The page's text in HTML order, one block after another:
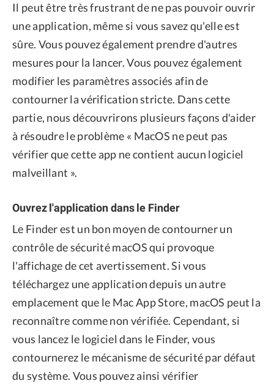
Il peut être très frustrant de ne pas pouvoir ouvrir
une application, même si vous savez qu'elle est
sûre. Vous pouvez également prendre d'autres
mesures pour la lancer. Vous pouvez également
modifier les paramètres associés afin de
contourner la vérification stricte. Dans cette
partie, nous découvrirons plusieurs façons d'aider
à résoudre le problème « MacOS ne peut pas
vérifier que cette app ne contient aucun logiciel
malveillant ».
Ouvrez l'application dans le Finder
Le Finder est un bon moyen de contourner un
contrôle de sécurité macOS qui provoque
l'affichage de cet avertissement. Si vous
téléchargez une application depuis un autre
emplacement que le Mac App Store, macOS peut la
reconnaître comme non vérifiée. Cependant, si
vous lancez le logiciel dans le Finder, vous
contournerez le mécanisme de sécurité par défaut
du système. Vous pouvez ainsi vérifier